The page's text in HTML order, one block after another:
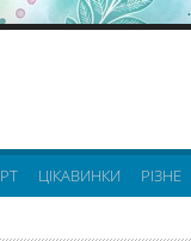
ЦІКАВИНКИ РІЗНЕ